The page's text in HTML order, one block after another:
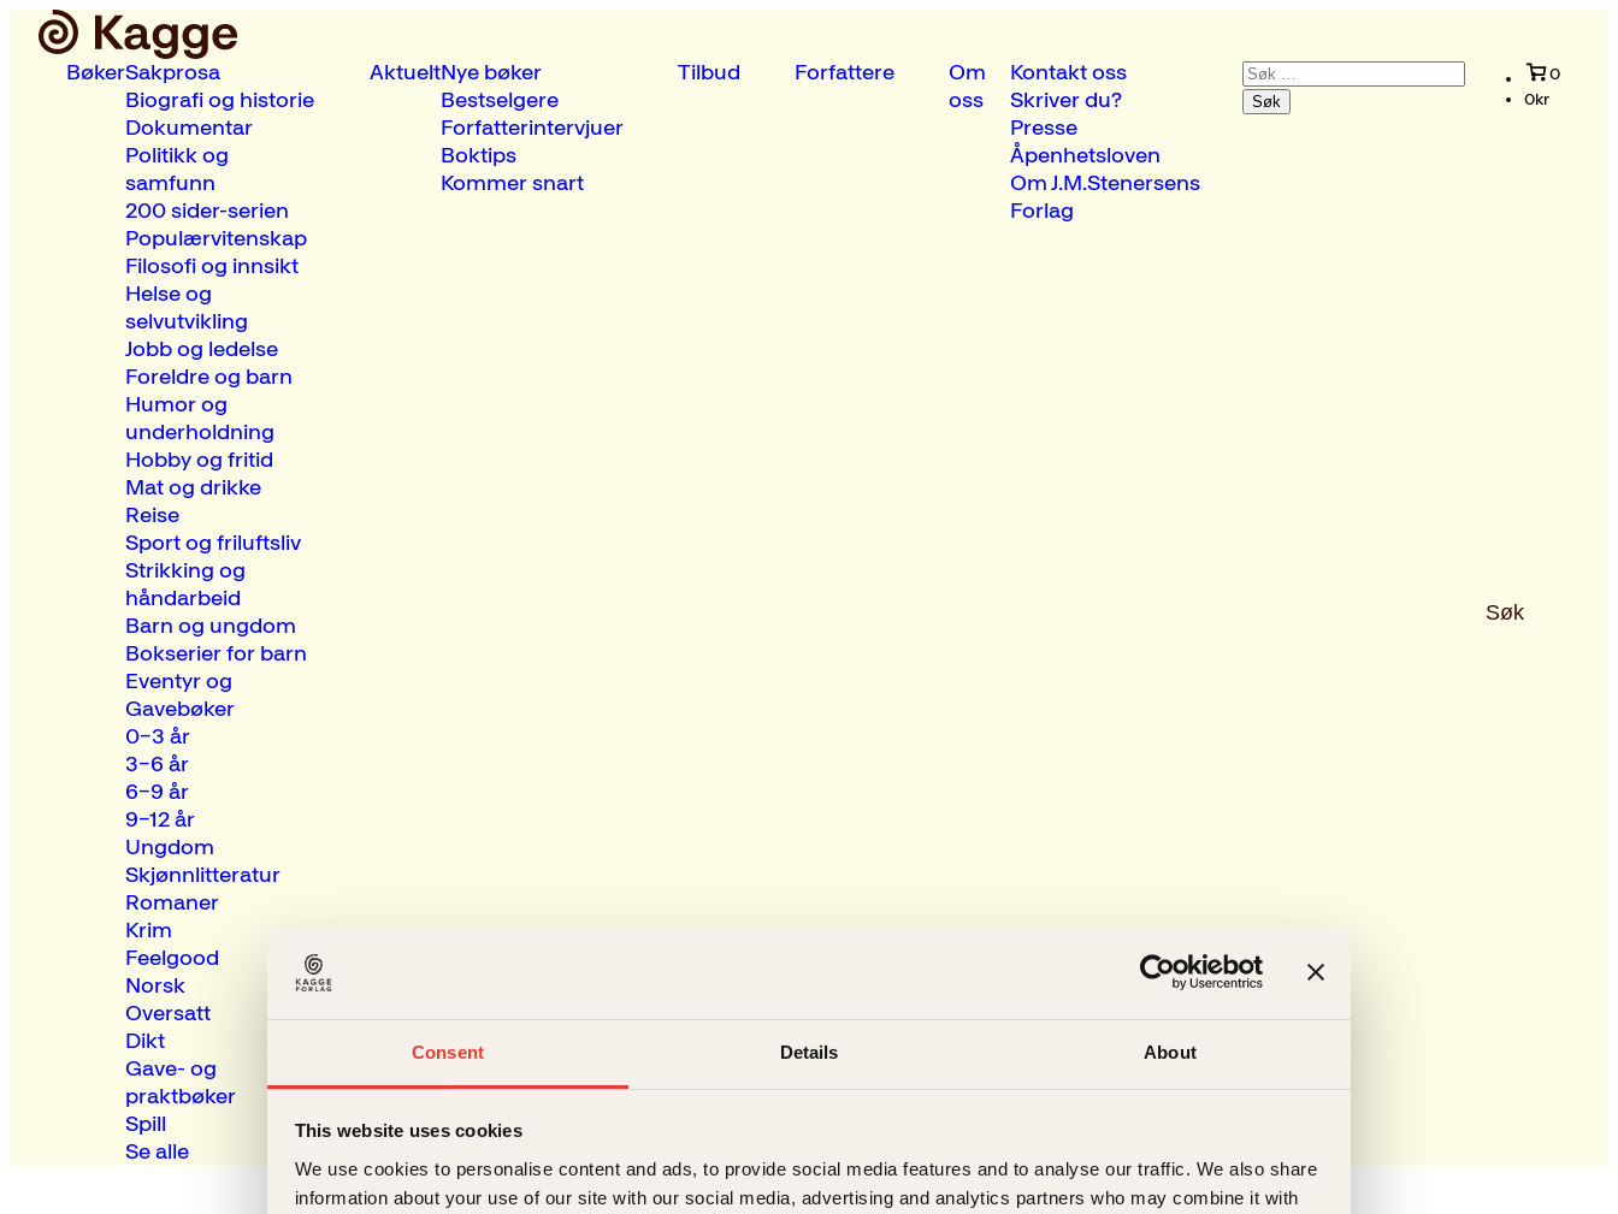
Consent Details About
This website uses cookies
We use cookies to personalise content and ads, to provide social media features and to analyse our traffic. We also share
information about your use of our site with our social media, advertising and analytics partners who may combine it with
BøkerSakprosa
Biografi og historie
Dokumentar
Politikk og
samfunn
200 sider-serien
Populærvitenskap
Filosofi og innsikt
Helse og
selvutvikling
Jobb og ledelse
Foreldre og barn
Humor og
underholdning
Hobby og fritid
Mat og drikke
Reise
Sport og friluftsliv
Strikking og
håndarbeid
Barn og ungdom
Bokserier for barn
Eventyr og
Gavebøker
0–3 år
3–6 år
6–9 år
9–12 år
Ungdom
Skjønnlitteratur
Romaner
Krim
Feelgood
Norsk
Oversatt
Dikt
Gave- og
praktbøker
Spill
Se alle
AktueltNye bøker
Bestselgere
Forfatterintervjuer
Boktips
Kommer snart
Tilbud Forfattere
Om
oss
Kontakt oss
Skriver du?
Presse
Åpenhetsloven
Om J.M.Stenersens
Forlag
Søk
etter:
Søk
0
0kr